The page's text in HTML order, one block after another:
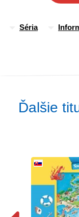
Séria
Ďalšie